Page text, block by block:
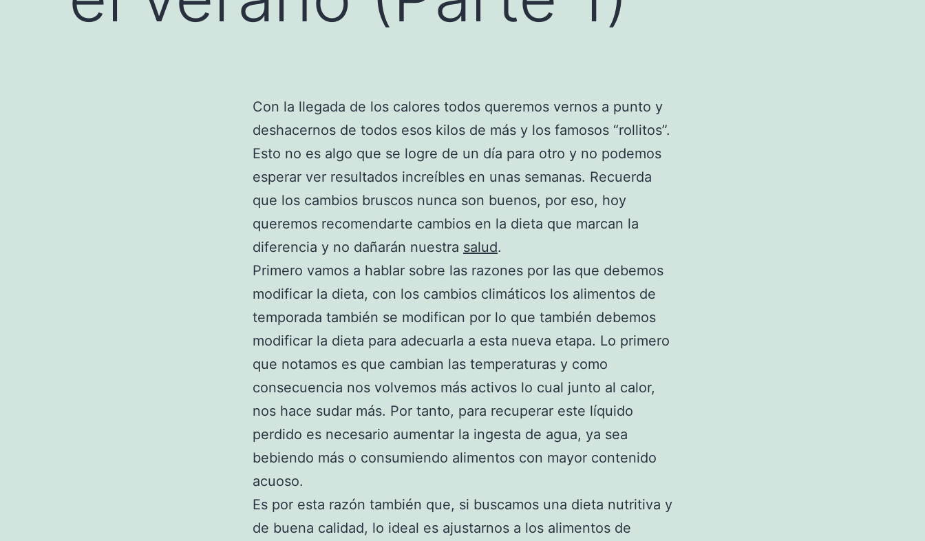
Con la llegada de los calores todos queremos vernos a punto y
deshacernos de todos esos kilos de más y los famosos “rollitos”.
Esto no es algo que se logre de un día para otro y no podemos
esperar ver resultados increíbles en unas semanas. Recuerda
que los cambios bruscos nunca son buenos, por eso, hoy
queremos recomendarte cambios en la dieta que marcan la
diferencia y no dañarán nuestra salud.
Primero vamos a hablar sobre las razones por las que debemos
modificar la dieta, con los cambios climáticos los alimentos de
temporada también se modifican por lo que también debemos
modificar la dieta para adecuarla a esta nueva etapa. Lo primero
que notamos es que cambian las temperaturas y como
consecuencia nos volvemos más activos lo cual junto al calor,
nos hace sudar más. Por tanto, para recuperar este líquido
perdido es necesario aumentar la ingesta de agua, ya sea
bebiendo más o consumiendo alimentos con mayor contenido
acuoso.
Es por esta razón también que, si buscamos una dieta nutritiva y
de buena calidad, lo ideal es ajustarnos a los alimentos de